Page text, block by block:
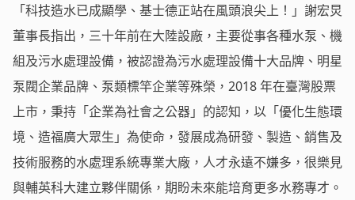
「科技造水已成顯學、基士德正站在風頭浪尖上！」謝宏炅
董事長指出，三十年前在大陸設廠，主要從事各種水泵、機
組及污水處理設備，被認證為污水處理設備十大品牌、明星
泵閥企業品牌、泵類標竿企業等殊榮，2018 年在臺灣股票
上市，秉持「企業為社會之公器」的認知，以「優化生態環
境、造福廣大眾生」為使命，發展成為研發、製造、銷售及
技術服務的水處理系統專業大廠，人才永遠不嫌多，很樂見
與輔英科大建立夥伴關係，期盼未來能培育更多水務專才。